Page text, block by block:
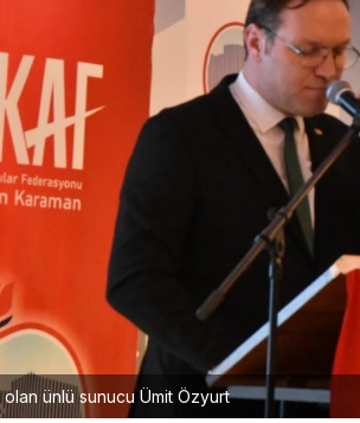
olan ünlü sunucu Ümit Özyurt